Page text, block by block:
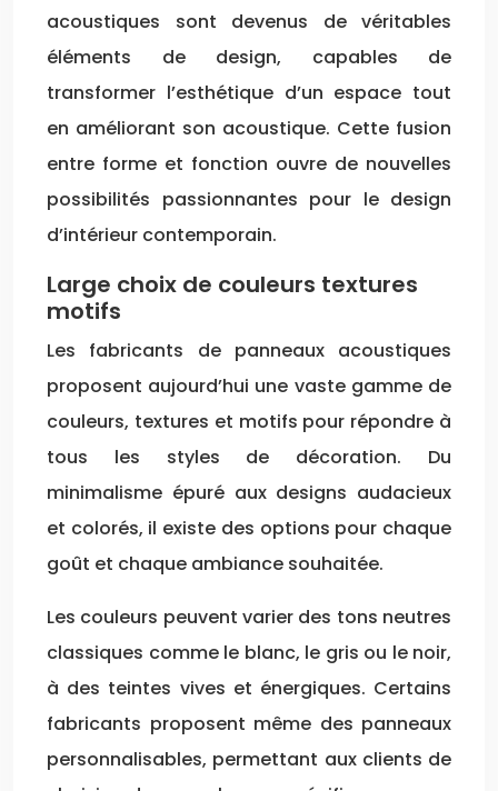
acoustiques sont devenus de véritables
éléments de design, capables de
transformer l’esthétique d’un espace tout
en améliorant son acoustique. Cette fusion
entre forme et fonction ouvre de nouvelles
possibilités passionnantes pour le design
d’intérieur contemporain.
Large choix de couleurs textures
motifs
Les fabricants de panneaux acoustiques
proposent aujourd’hui une vaste gamme de
couleurs, textures et motifs pour répondre à
tous les styles de décoration. Du
minimalisme épuré aux designs audacieux
et colorés, il existe des options pour chaque
goût et chaque ambiance souhaitée.
Les couleurs peuvent varier des tons neutres
classiques comme le blanc, le gris ou le noir,
à des teintes vives et énergiques. Certains
fabricants proposent même des panneaux
personnalisables, permettant aux clients de